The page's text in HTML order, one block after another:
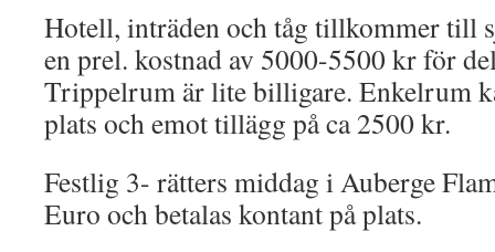
Hotell, inträden och tåg tillkommer till
en prel. kostnad av 5000-5500 kr för
Trippelrum är lite billigare. Enkelrum
plats och emot tillägg på ca 2500 kr.
Festlig 3- rätters middag i Auberge
Euro och betalas kontant på plats.